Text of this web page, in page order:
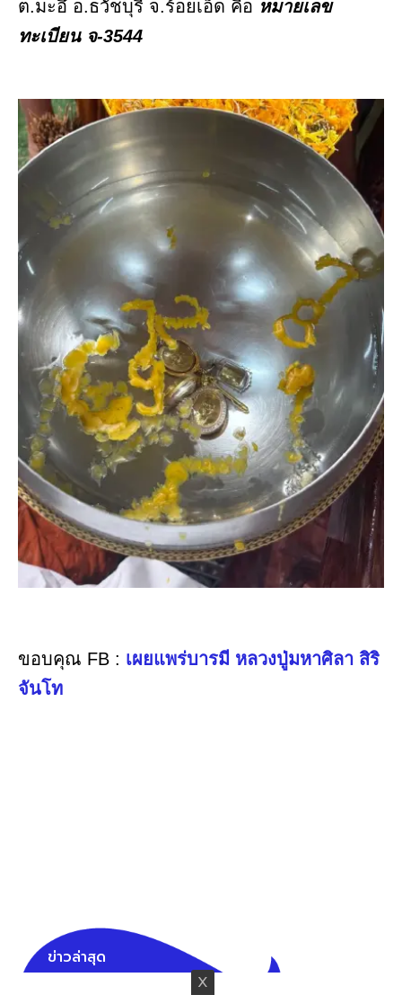
ต.มะอึ อ.ธวัชบุรี จ.ร้อยเอ็ด คือ หมายเลข
ทะเบียน จ-3544
ขอบคุณ FB : เผยแพร่บารมี หลวงปู่มหาศิลา สิริ
จันโท
ข่าวล่าสุด